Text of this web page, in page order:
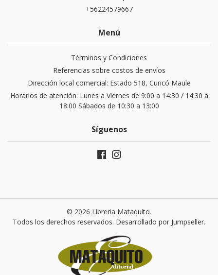
+56224579667
Menú
Términos y Condiciones
Referencias sobre costos de envíos
Dirección local comercial: Estado 518, Curicó Maule
Horarios de atención: Lunes a Viernes de 9:00 a 14:30 / 14:30 a
18:00 Sábados de 10:30 a 13:00
Síguenos
© 2026 Libreria Mataquito.
Todos los derechos reservados. Desarrollado por Jumpseller.